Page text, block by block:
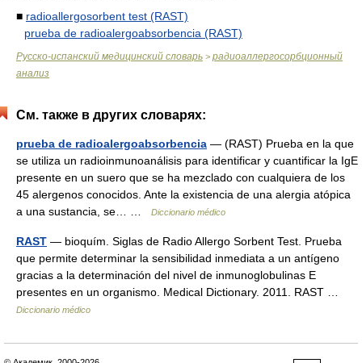
■ radioallergosorbent test (RAST)
prueba de radioalergoabsorbencia (RAST)
Русско-испанский медицинский словарь > радиоаллергосорбционный
анализ
См. также в других словарях:
prueba de radioalergoabsorbencia — (RAST) Prueba en la que
se utiliza un radioinmunoanálisis para identificar y cuantificar la IgE
presente en un suero que se ha mezclado con cualquiera de los
45 alergenos conocidos. Ante la existencia de una alergia atópica
a una sustancia, se… …
Diccionario médico
RAST — bioquím. Siglas de Radio Allergo Sorbent Test. Prueba
que permite determinar la sensibilidad inmediata a un antígeno
gracias a la determinación del nivel de inmunoglobulinas E
presentes en un organismo. Medical Dictionary. 2011. RAST …
Diccionario médico